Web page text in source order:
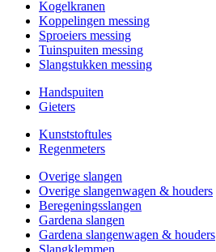
Kogelkranen
Koppelingen messing
Sproeiers messing
Tuinspuiten messing
Slangstukken messing
Handspuiten
Gieters
Kunststoftules
Regenmeters
Overige slangen
Overige slangenwagen & houders
Beregeningsslangen
Gardena slangen
Gardena slangenwagen & houders
Slangklemmen